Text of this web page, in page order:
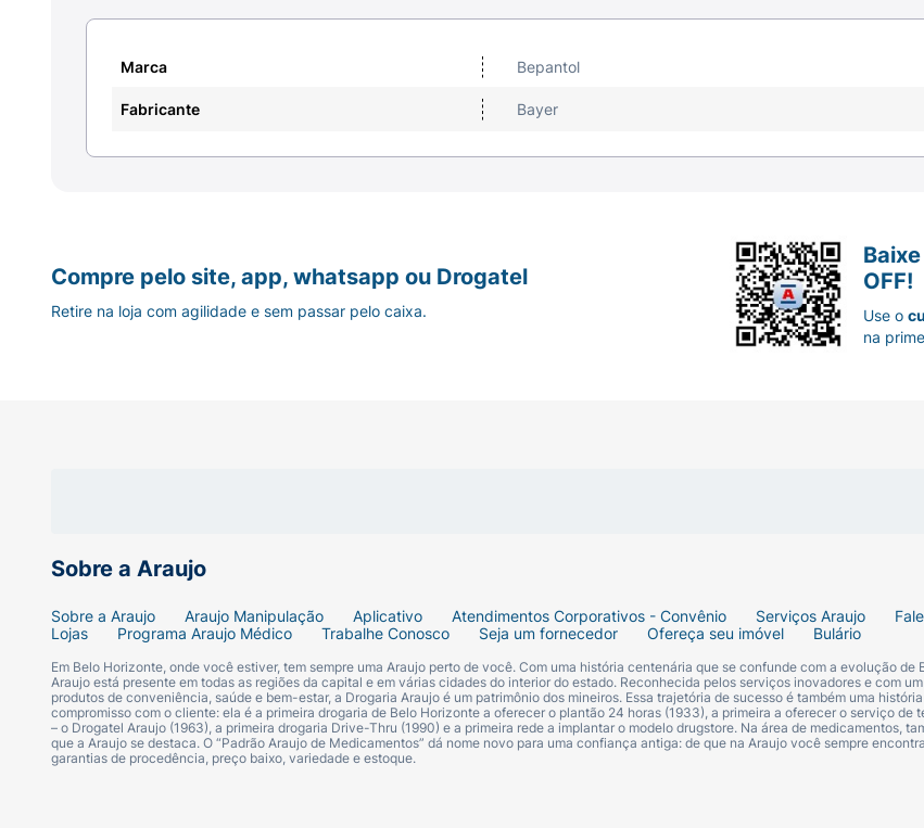
Marca Bepantol
Fabricante Bayer
Sobre a Araujo
Sobre a Araujo Araujo Manipulação Aplicativo Atendimentos Corporativos - Convênio Serviços Araujo
Lojas
Programa Araujo Médico Trabalhe Conosco Seja um fornecedor Ofereça seu imóvel Bulário
Em Belo Horizonte, onde você estiver, tem sempre uma Araujo perto de você. Com uma história centenária que se confunde com a evolução de
Araujo está presente em todas as regiões da capital e em várias cidades do interior do estado. Reconhecida pelos serviços inovadores e com
produtos de conveniência, saúde e bem-estar, a Drogaria Araujo é um patrimônio dos mineiros. Essa trajetória de sucesso é também uma
compromisso com o cliente: ela é a primeira drogaria de Belo Horizonte a oferecer o plantão 24 horas (1933), a primeira a oferecer o serviço de
– o Drogatel Araujo (1963), a primeira drogaria Drive-Thru (1990) e a primeira rede a implantar o modelo drugstore. Na área de medicamentos,
que a Araujo se destaca. O “Padrão Araujo de Medicamentos” dá nome novo para uma confiança antiga: de que na Araujo você sempre
garantias de procedência, preço baixo, variedade e estoque.
Compre pelo site, app, whatsapp ou Drogatel
Retire na loja com agilidade e sem passar pelo caixa.
OFF!
Use o
na